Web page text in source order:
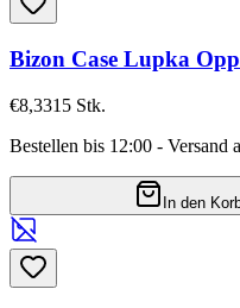
Bizon Case Lupka
€8,3315 Stk.
Bestellen bis 12:00 - Versand
In den